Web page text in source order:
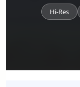
Hi-Res